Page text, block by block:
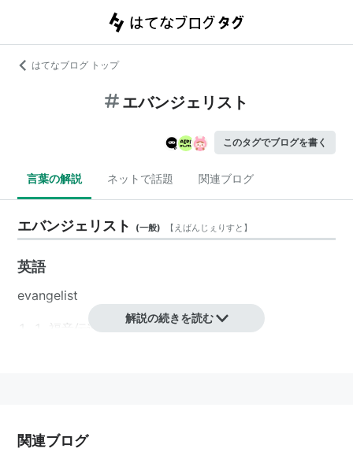
はてなブログ トップ
エバンジェリスト
このタグでブログを書く
言葉の解説 ネットで話題 関連ブログ
エバンジェリスト (一般) 【 えばんじぇりすと 】
英語
evangelist
福音伝道者、福音書の著者
ーをはじめ世間に広くわかりやすく説明して回る役割を
解説の続きを読む
関連ブログ